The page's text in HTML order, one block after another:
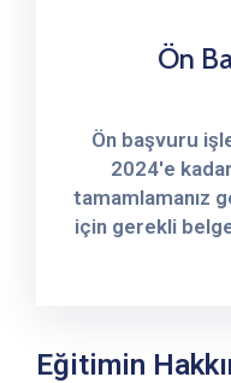
Ön
Ön başvuru
2024'e
tamamlamanız
için gerekli
Eğitimin